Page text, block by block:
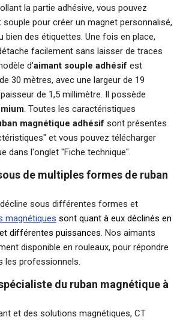
la partie adhésive, vous pouvez
pour créer un magnet personnalisé,
bien des étiquettes. Une fois en place,
facilement sans laisser de traces
d'aimant souple adhésif est
30 mètres, avec une largeur de 19
de 1,5 millimètre. Il possède
. Toutes les caractéristiques
magnétique adhésif sont présentes
et vous pouvez télécharger
dans l'onglet "Fiche technique".
de multiples formes de ruban
sous différentes formes et
magnétiques sont quant à eux déclinés en
différentes puissances. Nos aimants
disponible en rouleaux, pour répondre
les professionnels.
du ruban magnétique à
et des solutions magnétiques, CT